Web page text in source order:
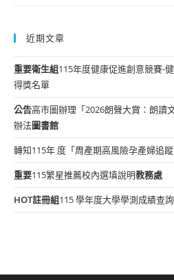
近期文章
重要衛生組115年度健康促進創意競賽-
得獎名單
公告高市圖辦理「2026朗聲大賞：朗讀
辦法圖書館
轉知115年 度「周產期高風險孕產婦追蹤
重要115繁星推薦校內選填說明教務處
HOT註冊組115 學年度大學學測成績查